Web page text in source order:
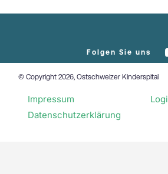
Folgen Sie uns
© Copyright 2026, Ostschweizer Kinderspital
Impressum
Datenschutzerklärung